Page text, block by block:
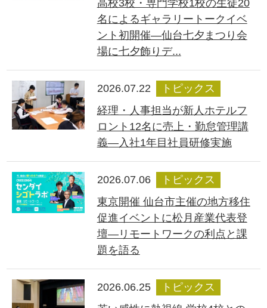
高校3校・専門学校1校の生徒20
名によるギャラリートークイベ
ント初開催―仙台七夕まつり会
場に七夕飾りデ...
2026.07.22
トピックス
経理・人事担当が新人ホテルフ
ロント12名に売上・勤怠管理講
義―入社1年目社員研修実施
2026.07.06
トピックス
東京開催 仙台市主催の地方移住
促進イベントに松月産業代表登
壇―リモートワークの利点と課
題を語る
2026.06.25
トピックス